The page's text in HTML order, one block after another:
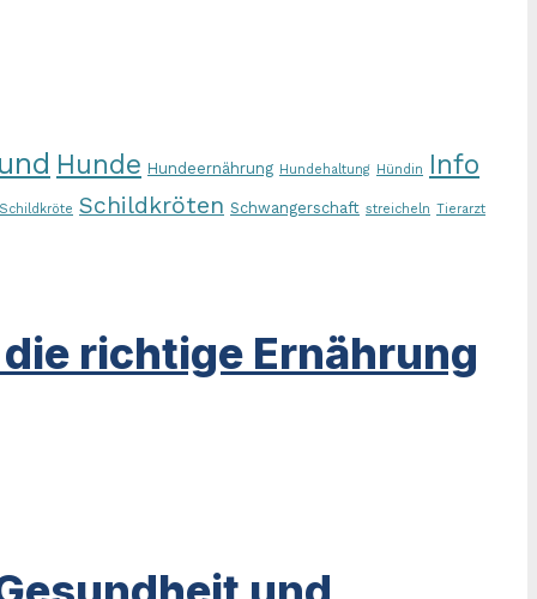
Hunde Hundeernährung Hundehaltung Hündin Info
Schildkröte Schildkröten Schwangerschaft streicheln Tierarzt
richtige Ernährung